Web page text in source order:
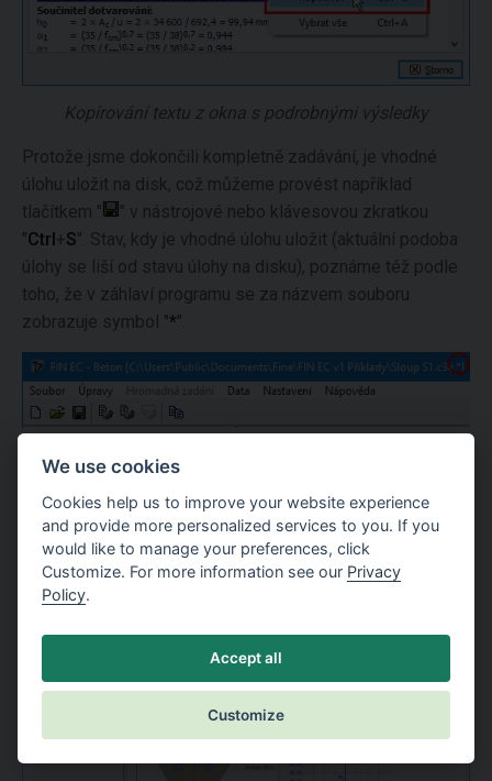
Kopírování textu z okna s podrobnými výsledky
Protože jsme dokončili kompletně zadávání, je vhodné
úlohu uložit na disk, což můžeme provést například
tlačítkem "
" v nástrojové nebo klávesovou zkratkou
"Ctrl +S". Stav, kdy je vhodné úlohu uložit (aktuální podoba
úlohy se liší od stavu úlohy na disku), poznáme též podle
toho, že v záhlaví programu se za názvem souboru
zobrazuje symbol "*".
Indikace neuloženého stavu úlohy
Protože jsme v průběhu zadávání splnili všechna
konstrukční opatření a protože hlavní okno nám zobrazuje
vyhovující využití pro mezní stavy únosnosti i
použitelnosti, můžeme považovat naši úlohu za
dokončenou.
We use cookies
Cookies help us to improve your website experience
and provide more personalized services to you. If you
would like to manage your preferences, click
Customize. For more information see our Privacy
Policy.
Accept all
Customize